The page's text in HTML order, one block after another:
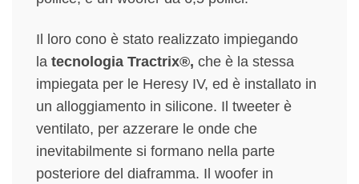
Il loro cono è stato realizzato impiegando
la tecnologia Tractrix®, che è la stessa
impiegata per le Heresy IV, ed è installato in
un alloggiamento in silicone. Il tweeter è
ventilato, per azzerare le onde che
inevitabilmente si formano nella parte
posteriore del diaframma. Il woofer in